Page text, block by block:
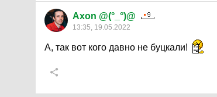
Axon @(°_°)@
13:35, 19.05.2022
А, так вот кого давно не буцкали!